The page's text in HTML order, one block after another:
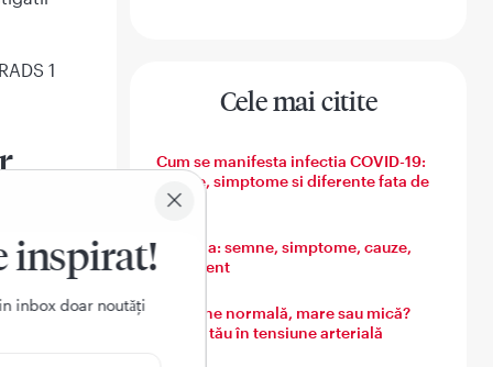
1
inspirat!
inbox doar noutǎți
Cele mai citite
Cum se manifesta infectia COVID-19:
semne, simptome si diferente fata de
gripa
Varicela: semne, simptome, cauze,
tratament
Tensiune normală, mare sau mică?
Ghidul tău în tensiune arterială